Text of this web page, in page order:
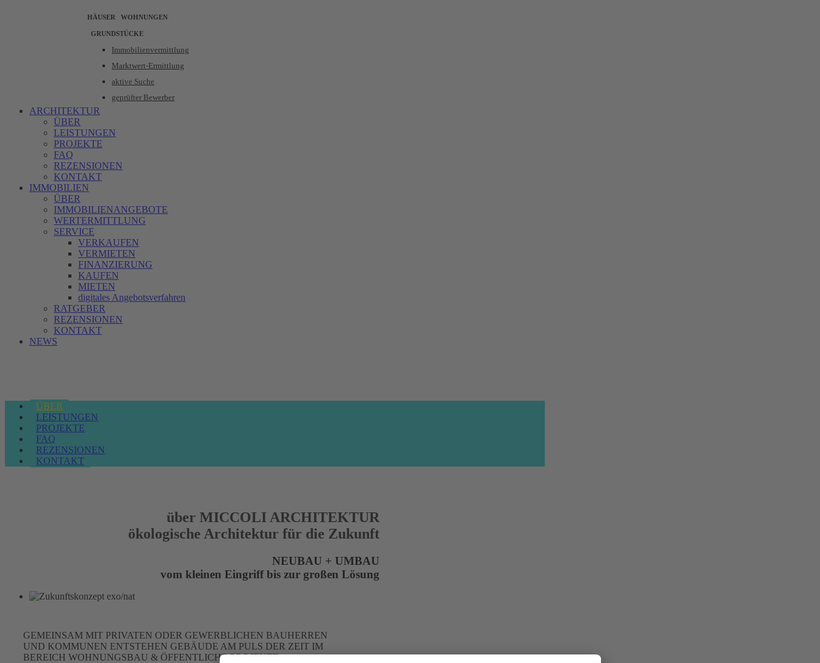
HÄUSER WOHNUNGEN
GRUNDSTÜCKE
Immobilienvermittlung
Marktwert-Ermittlung
aktive Suche
geprüfter Bewerber
ARCHITEKTUR
ÜBER
LEISTUNGEN
PROJEKTE
FAQ
REZENSIONEN
KONTAKT
IMMOBILIEN
ÜBER
IMMOBILIENANGEBOTE
WERTERMITTLUNG
SERVICE
VERKAUFEN
VERMIETEN
FINANZIERUNG
KAUFEN
MIETEN
digitales Angebotsverfahren
RATGEBER
REZENSIONEN
KONTAKT
NEWS
ÜBER
LEISTUNGEN
PROJEKTE
FAQ
REZENSIONEN
KONTAKT
über MICCOLI ARCHITEKTUR
ökologische Architektur für die Zukunft
NEUBAU + UMBAU
vom kleinen Eingriff bis zur großen Lösung
GEMEINSAM MIT PRIVATEN ODER GEWERBLICHEN BAUHERREN
UND KOMMUNEN ENTSTEHEN GEBÄUDE AM PULS DER ZEIT IM
BEREICH WOHNUNGSBAU & ÖFFENTLICHE PROJEKTE